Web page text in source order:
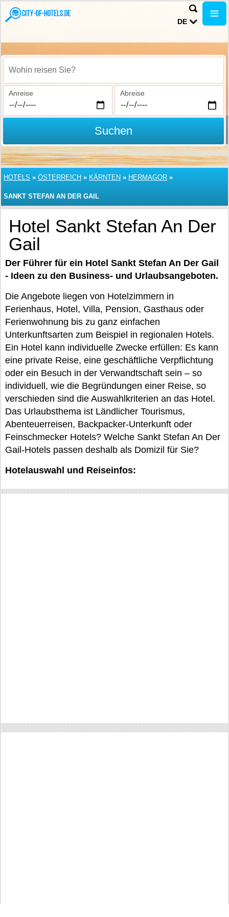
DE
Wohin reisen Sie?
Anreise Abreise
Suchen
HOTELS » ÖSTERREICH » KÄRNTEN » HERMAGOR »
SANKT STEFAN AN DER GAIL
Hotel Sankt Stefan An Der
Gail
Der Führer für ein Hotel Sankt Stefan An Der Gail
- Ideen zu den Business- und Urlaubsangeboten.
Die Angebote liegen von Hotelzimmern in
Ferienhaus, Hotel, Villa, Pension, Gasthaus oder
Ferienwohnung bis zu ganz einfachen
Unterkunftsarten zum Beispiel in regionalen Hotels.
Ein Hotel kann individuelle Zwecke erfüllen: Es kann
eine private Reise, eine geschäftliche Verpflichtung
oder ein Besuch in der Verwandtschaft sein – so
individuell, wie die Begründungen einer Reise, so
verschieden sind die Auswahlkriterien an das Hotel.
Das Urlaubsthema ist Ländlicher Tourismus,
Abenteuerreisen, Backpacker-Unterkunft oder
Feinschmecker Hotels? Welche Sankt Stefan An Der
Gail-Hotels passen deshalb als Domizil für Sie?
Hotelauswahl und Reiseinfos: